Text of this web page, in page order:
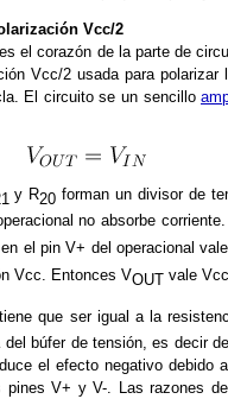
Vcc/2
el corazón de la parte de
Vcc/2 usada para polarizar
El circuito se un sencillo
y R20 forman un divisor de
no absorbe
en el pin V+ del operacional
Vcc. Entonces VOUTvale
tiene que ser igual a la
búfer de tensión, es decir
el efecto negativo debido
pines V+ y V-. Las razones